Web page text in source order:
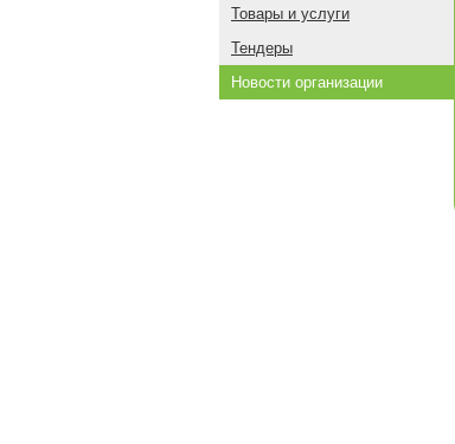
Товары и услуги
Тендеры
Новости организации